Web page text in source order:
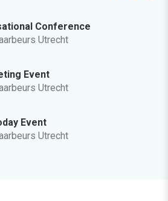
Conference
Utrecht
Event
Utrecht
Event
Utrecht